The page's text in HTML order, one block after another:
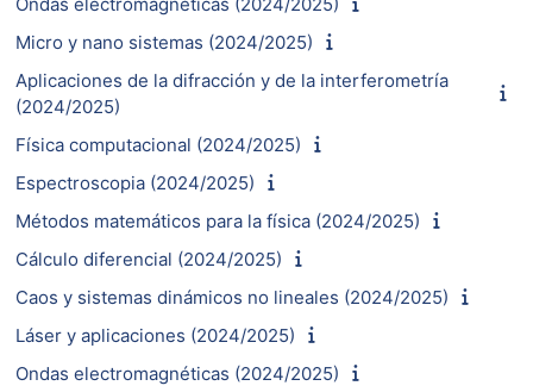
Micro y nano sistemas (2024/2025)
Aplicaciones de la difracción y de la interferometría
(2024/2025)
Física computacional (2024/2025)
Espectroscopia (2024/2025)
Métodos matemáticos para la física (2024/2025)
Cálculo diferencial (2024/2025)
Caos y sistemas dinámicos no lineales (2024/2025)
Láser y aplicaciones (2024/2025)
Ondas electromagnéticas (2024/2025)